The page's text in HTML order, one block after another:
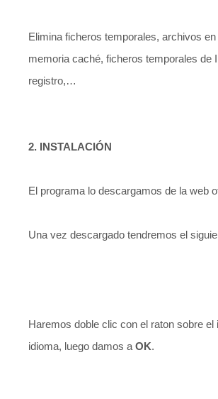
Elimina ficheros temporales, archivos
memoria caché, ficheros temporales de
registro,…
2. INSTALACIÓN
El programa lo descargamos de la web
Una vez descargado tendremos el
Haremos doble clic con el raton sobre
idioma, luego damos a OK.